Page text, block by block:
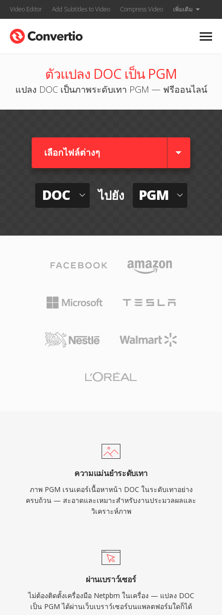
Video Editor Add Subtitles to Video Compress Video เพิ่มเติม
ตัวแปลง DOC เป็น PGM
แปลง DOC เป็นภาพระดับเทา PGM — ฟรีออนไลน์
เลือกไฟล์ต่างๆ​
DOC ไปยัง PGM
ความแม่นยำระดับเทา
ภาพ PGM เรนเดอร์เนื้อหาหน้า DOC ในระดับเทาอย่าง
ครบถ้วน — สะอาดและเหมาะสำหรับงานประมวลผลและ
วิเคราะห์ภาพ
ผ่านเบราว์เซอร์
ไม่ต้องติดตั้งเครื่องมือ Netpbm ในเครื่อง — แปลง DOC
เป็น PGM ได้ผ่านเว็บเบราว์เซอร์บนแพลตฟอร์มใดก็ได้